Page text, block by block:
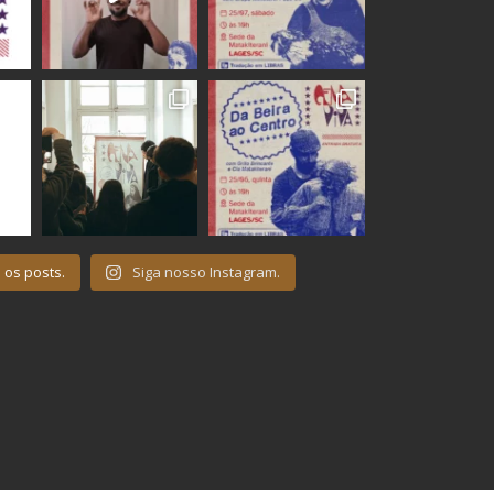
os posts. Siga nosso Instagram.